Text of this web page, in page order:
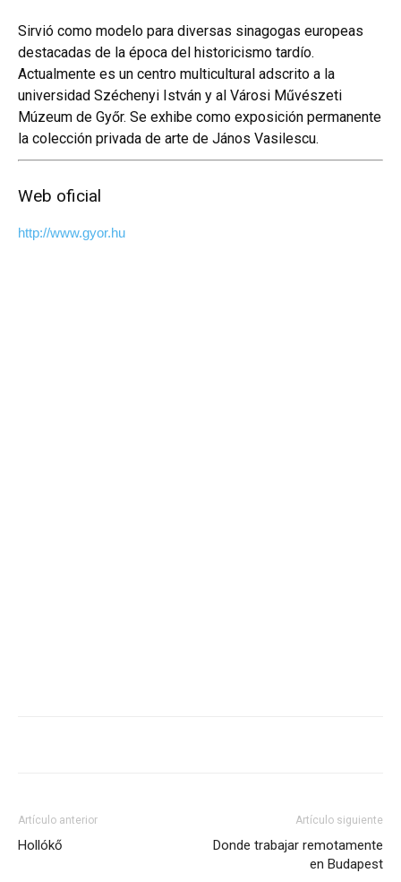
Sirvió como modelo para diversas sinagogas europeas
destacadas de la época del historicismo tardío.
Actualmente es un centro multicultural adscrito a la
universidad Széchenyi István y al Városi Művészeti
Múzeum de Győr. Se exhibe como exposición permanente
la colección privada de arte de János Vasilescu.
Web oficial
http://www.gyor.hu
Artículo anterior
Hollókő
Artículo siguiente
Donde trabajar remotamente
en Budapest